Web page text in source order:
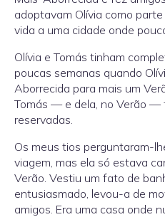
adoptavam Olívia como
vida a uma cidade onde
Olívia e Tomás tinham
poucas semanas quando
Aborrecida para mais um
Tomás — e dela, no Verão —
reservadas.
Os meus tios perguntaram-
viagem, mas ela só estava
Verão. Vestiu um fato de
entusiasmado, levou-a de
amigos. Era uma casa onde